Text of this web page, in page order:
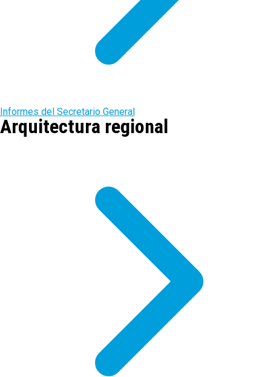
Informes del Secretario General
Arquitectura regional